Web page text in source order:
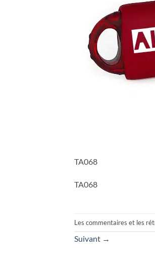
TA068
TA068
Les commentaires et les
Suivant →